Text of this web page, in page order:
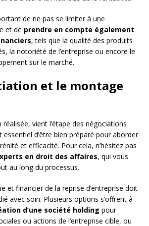
de ne pas se limiter à une
et de prendre en compte également
, tels que la qualité des produits
la notoriété de l’entreprise ou encore le
sur le marché.
et le montage
réalisée, vient l’étape des négociations
essentiel d’être bien préparé pour aborder
et efficacité. Pour cela, n’hésitez pas
en droit des affaires, qui vous
au long du processus.
et financier de la reprise d’entreprise doit
avec soin. Plusieurs options s’offrent à
d’une société holding pour
ou actions de l’entreprise cible, ou